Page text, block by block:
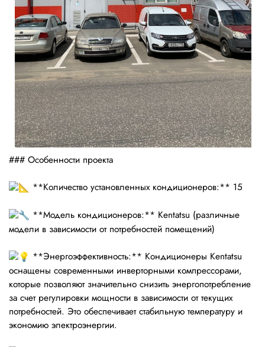
### Особенности проекта
**Количество установленных кондиционеров:** 15
**Модель кондиционеров:** Kentatsu (различные
модели в зависимости от потребностей помещений)
**Энергоэффективность:** Кондиционеры Kentatsu
оснащены современными инверторными компрессорами,
которые позволяют значительно снизить энергопотребление
за счет регулировки мощности в зависимости от текущих
потребностей. Это обеспечивает стабильную температуру и
экономию электроэнергии.